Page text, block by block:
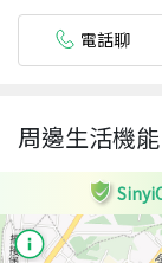
電話聊
周邊生活機能